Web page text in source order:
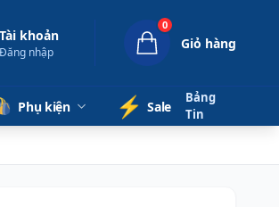
Tài khoản
Đăng nhập
0
Giỏ hàng
Phụ kiện ⚡️ Sale
Bảng
Tin